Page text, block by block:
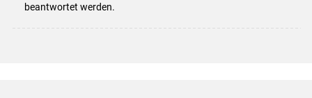
beantwortet werden.